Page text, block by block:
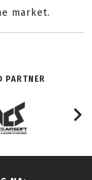
market.
PARTNER